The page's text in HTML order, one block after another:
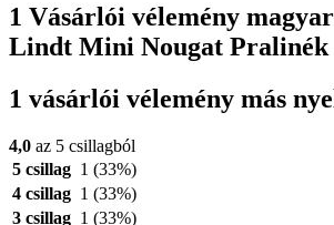
1 Vásárlói vélemény
Lindt Mini Nougat Pralinék
1 vásárlói vélemény más
4,0 az 5 csillagból
5 csillag 1 (33%)
4 csillag 1 (33%)
3 csillag 1 (33%)